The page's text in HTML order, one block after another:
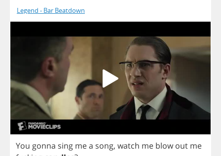
Legend - Bar Beatdown
You gonna sing mea song, watch me blow out me